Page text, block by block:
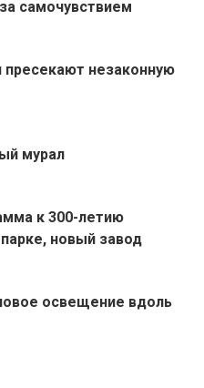
самочувствием
незаконную
мурал
к 300-летию
новый завод
освещение вдоль